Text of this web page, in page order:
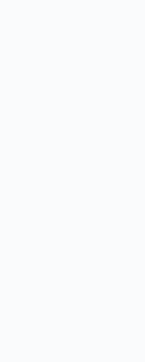
Puzzle bag 明星同款 採
色拼接 進口紡織內襯可
小紅📖力推爆款色👏 ⚠️模
粒面柔軟小牛皮🐂 隨意
購買說明～親愛的顧客~
牌方授權。如有異議，請